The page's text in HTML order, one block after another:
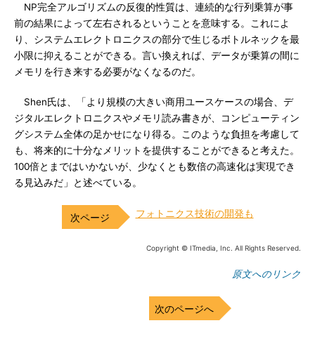
NP完全アルゴリズムの反復的性質は、連続的な行列乗算が事
前の結果によって左右されるということを意味する。これによ
り、システムエレクトロニクスの部分で生じるボトルネックを最
小限に抑えることができる。言い換えれば、データが乗算の間に
メモリを行き来する必要がなくなるのだ。
Shen氏は、「より規模の大きい商用ユースケースの場合、デ
ジタルエレクトロニクスやメモリ読み書きが、コンピューティン
グシステム全体の足かせになり得る。このような負担を考慮して
も、将来的に十分なメリットを提供することができると考えた。
100倍とまではいかないが、少なくとも数倍の高速化は実現でき
る見込みだ」と述べている。
フォトニクス技術の開発も
Copyright © ITmedia, Inc. All Rights Reserved.
原文へのリンク
次のページへ